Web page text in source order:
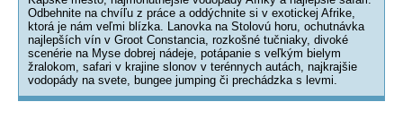
Odbehnite na chvíľu z práce a oddýchnite si v exotickej Afrike,
ktorá je nám veľmi blízka. Lanovka na Stolovú horu, ochutnávka
najlepších vín v Groot Constancia, rozkošné tučniaky, divoké
scenérie na Myse dobrej nádeje, potápanie s veľkým bielym
žralokom, safari v krajine slonov v terénnych autách, najkrajšie
vodopády na svete, bungee jumping či prechádzka s levmi.